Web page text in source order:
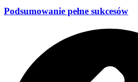
Podsumowanie pełne sukcesów